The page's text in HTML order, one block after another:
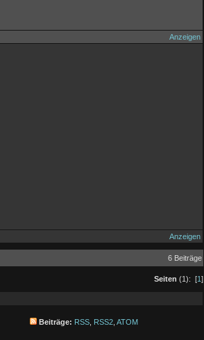
Anzeigen
Anzeigen
6 Beiträge
Seiten (1): [1]
Beiträge: RSS, RSS2, ATOM